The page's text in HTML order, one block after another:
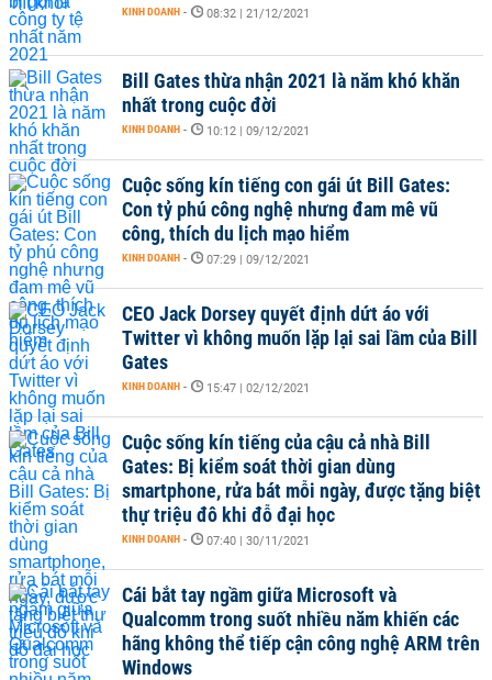
KINH DOANH - 08:32 | 21/12/2021
Bill Gates thừa nhận 2021 là năm khó khăn
nhất trong cuộc đời
KINH DOANH - 10:12 | 09/12/2021
Cuộc sống kín tiếng con gái út Bill Gates:
Con tỷ phú công nghệ nhưng đam mê vũ
công, thích du lịch mạo hiểm
KINH DOANH - 07:29 | 09/12/2021
CEO Jack Dorsey quyết định dứt áo với
Twitter vì không muốn lặp lại sai lầm của Bill
Gates
KINH DOANH - 15:47 | 02/12/2021
Cuộc sống kín tiếng của cậu cả nhà Bill
Gates: Bị kiểm soát thời gian dùng
smartphone, rửa bát mỗi ngày, được tặng biệt
thự triệu đô khi đỗ đại học
KINH DOANH - 07:40 | 30/11/2021
Cái bắt tay ngầm giữa Microsoft và
Qualcomm trong suốt nhiều năm khiến các
hãng không thể tiếp cận công nghệ ARM trên
Windows